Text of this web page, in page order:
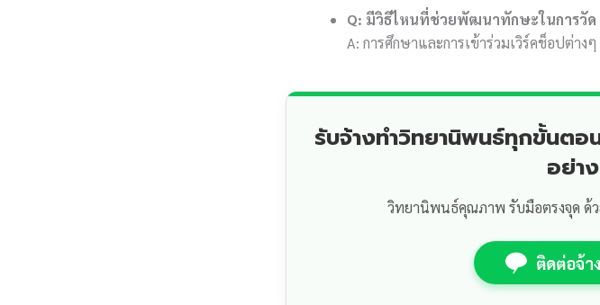
Q: มีวิธีไหนที่ช่วยพัฒนาทักษะในการวัด
A: การศึกษาและการเข้าร่วมเวิร์คช็อปต่า
รับจ้างทำวิทยานิพนธ์ทุกขั้นต
อย่า
วิทยานิพนธ์คุณภาพ รับมือตรงจุด ด้
ติดต่อจ้